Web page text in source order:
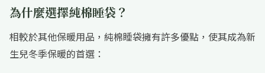
為什麼選擇純棉睡袋？
相較於其他保暖用品，純棉睡袋擁有許多優點，使其成為新
生兒冬季保暖的首選：